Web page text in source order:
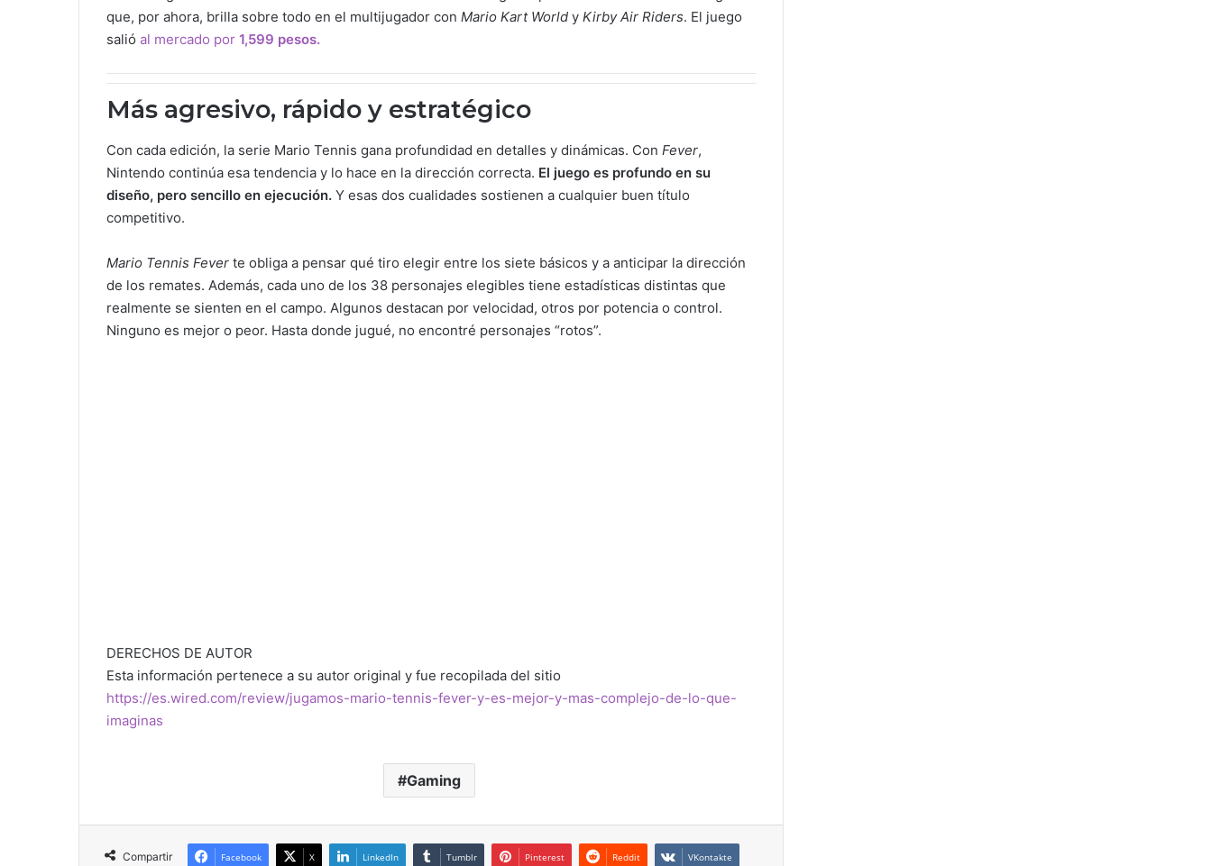
que, por ahora, brilla sobre todo en el multijugador con Mario Kart World y Kirby Air Riders. El juego
salió al mercado por 1,599 pesos.
Más agresivo, rápido y estratégico
Con cada edición, la serie Mario Tennis gana profundidad en detalles y dinámicas. Con Fever,
Nintendo continúa esa tendencia y lo hace en la dirección correcta. El juego es profundo en su
diseño, pero sencillo en ejecución. Y esas dos cualidades sostienen a cualquier buen título
competitivo.
Mario Tennis Fever te obliga a pensar qué tiro elegir entre los siete básicos y a anticipar la dirección
de los remates. Además, cada uno de los 38 personajes elegibles tiene estadísticas distintas que
realmente se sienten en el campo. Algunos destacan por velocidad, otros por potencia o control.
Ninguno es mejor o peor. Hasta donde jugué, no encontré personajes “rotos”.
DERECHOS DE AUTOR
Esta información pertenece a su autor original y fue recopilada del sitio
https://es.wired.com/review/jugamos-mario-tennis-fever-y-es-mejor-y-mas-complejo-de-lo-que-
imaginas
Gaming
Compartir Facebook X LinkedIn Tumblr Pinterest Reddit VKontakte